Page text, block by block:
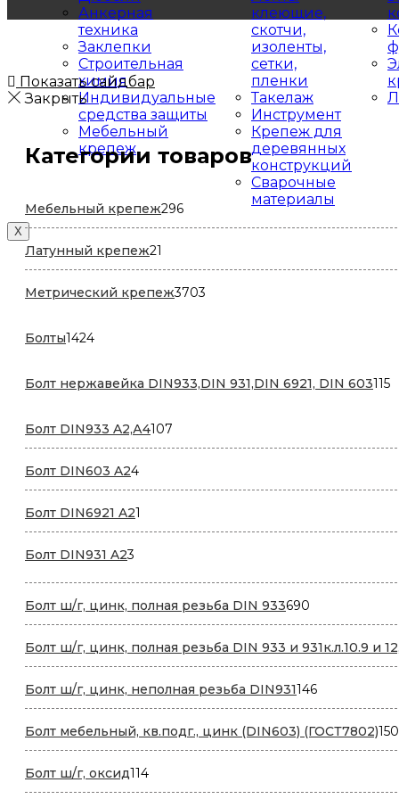
Анкерная
техника
Заклепки
Строительная
химия
Индивидуальные
средства защиты
Мебельный
крепеж
клеющие,
скотчи,
изоленты,
сетки,
пленки
Такелаж
Инструмент
Крепеж для
деревянных
конструкций
Сварочные
материалы
X
Показать сайдбар
Закрыть
Категории товаров
Мебельный крепеж296296
товаров
Латунный крепеж21
товар
Метрический крепеж3703
Болты14241424
Болт нержавейка DIN933,DIN 931,DIN 6921, DIN 603115115
Болт DIN933 A2,А4107
товаров
Болт DIN603 A244
товара
Болт DIN6921 A21
товар
Болт DIN931 A23
Болт ш/г, цинк, полная резьба DIN 933690
товаров
Болт ш/г, цинк, полная резьба DIN 933 и 931к.л.10.9 и
Болт ш/г, цинк, неполная резьба DIN931146146
товаров
Болт мебельный, кв.подг., цинк (DIN603) (ГОСТ7802)150
Болт ш/г, оксид114114
товаров